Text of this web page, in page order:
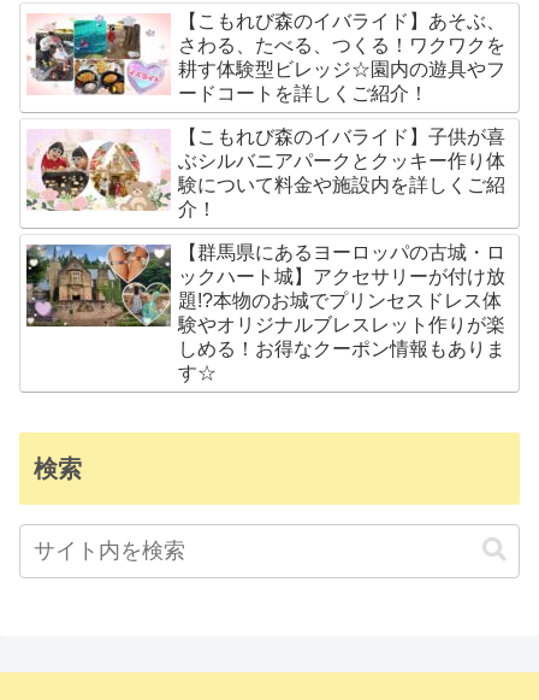
【こもれび森のイバライド】あそぶ、
さわる、たべる、つくる！ワクワクを
耕す体験型ビレッジ☆園内の遊具やフ
ードコートを詳しくご紹介！
【こもれび森のイバライド】子供が喜
ぶシルバニアパークとクッキー作り体
験について料金や施設内を詳しくご紹
介！
【群馬県にあるヨーロッパの古城・ロ
ックハート城】アクセサリーが付け放
題!?本物のお城でプリンセスドレス体
験やオリジナルブレスレット作りが楽
しめる！お得なクーポン情報もありま
す☆
検索